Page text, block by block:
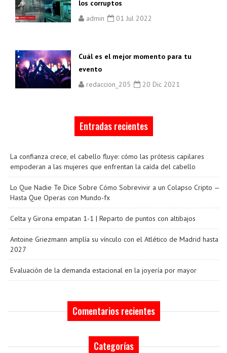
los corruptos
admin
01 Jul 2022
Cuál es el mejor momento para tu
evento
redaccion_205
20 Dic 2021
Entradas recientes
La confianza crece, el cabello fluye: cómo las prótesis capilares
empoderan a las mujeres que enfrentan la caída del cabello
Lo Que Nadie Te Dice Sobre Cómo Sobrevivir a un Colapso Cripto —
Hasta Que Operas con Mundo-fx
Celta y Girona empatan 1-1 | Reparto de puntos con altibajos
Antoine Griezmann amplía su vínculo con el Atlético de Madrid hasta
2027
Evaluación de la demanda estacional en la joyería por mayor
Comentarios recientes
Categorías